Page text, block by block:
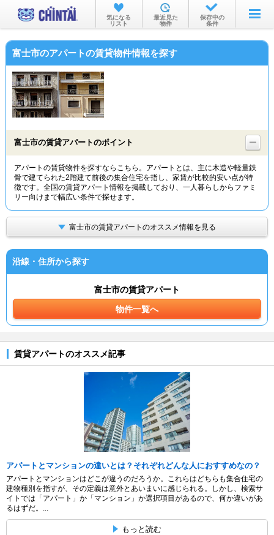
お部屋を探す
沿線・駅から
物件特集から
TOP
気になる
リスト
最近見た
物件
保存中の
条件
富士市のアパートの賃貸物件情報を探す
富士市の賃貸アパートのポイント
アパートの賃貸物件を探すならこちら。アパートとは、主に木造や軽量鉄
骨で建てられた2階建て前後の集合住宅を指し、家賃が比較的安い点が特
徴です。全国の賃貸アパート情報を掲載しており、一人暮らしからファミ
リー向けまで幅広い条件で探せます。
富士市の賃貸アパートのオススメ情報を見る
沿線・住所から探す
富士市の賃貸アパート
物件一覧へ
賃貸アパートのオススメ記事
アパートとマンションの違いとは？それぞれどんな人におすすめなの？
アパートとマンションはどこが違うのだろうか。これらはどちらも集合住宅の
建物種別を指すが、その定義は意外とあいまいに感じられる。しかし、検索サ
イトでは「アパート」か「マンション」か選択項目があるので、何か違いがあ
るはずだ。...
もっと読む